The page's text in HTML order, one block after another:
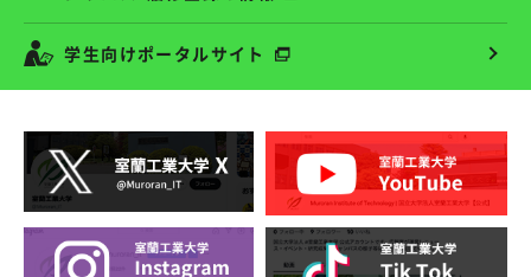
学生向けポータルサイト